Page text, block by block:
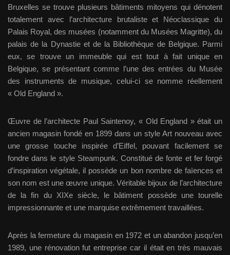
Bruxelles se trouve plusieurs bâtiments mitoyens qui dénotent
totalement avec l’architecture brutaliste et Néoclassique du
Palais Royal, des musées (notamment du Musées Magritte), du
palais de la Dynastie et de la Bibliothèque de Belgique. Parmi
eux, se trouve un immeuble qui est tout à fait unique en
Belgique, se présentant comme l’une des entrées du Musée
des instruments de musique, celui-ci se nomme réellement
« Old England ».
Œuvre de l’architecte Paul Saintenoy, « Old England » était un
ancien magasin fondé en 1899 dans un style Art nouveau avec
une grosse touche inspirée d’Eiffel, pouvant facilement se
fondre dans le style Steampunk. Constitué de fonte et fer forgé
d’inspiration végétale, il possède un bon nombre de faïences et
son nom est une œuvre unique. Véritable bijoux de l’architecture
de la fin du XIXe siècle, le bâtiment possède une tourelle
impressionnante et une marquise extrêmement travaillées.
Après la fermeture du magasin en 1972 et un abandon jusqu’en
1989, une rénovation fut entreprise car il était en très mauvais